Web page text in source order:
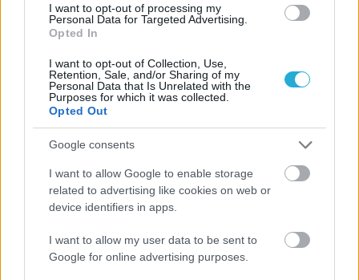
I want to opt-out of processing my
Personal Data for Targeted Advertising.
Opted In
I want to opt-out of Collection, Use,
Retention, Sale, and/or Sharing of my
Personal Data that Is Unrelated with the
Purposes for which it was collected.
Opted Out
Google consents
I want to allow Google to enable storage
related to advertising like cookies on web or
device identifiers in apps.
I want to allow my user data to be sent to
Google for online advertising purposes.